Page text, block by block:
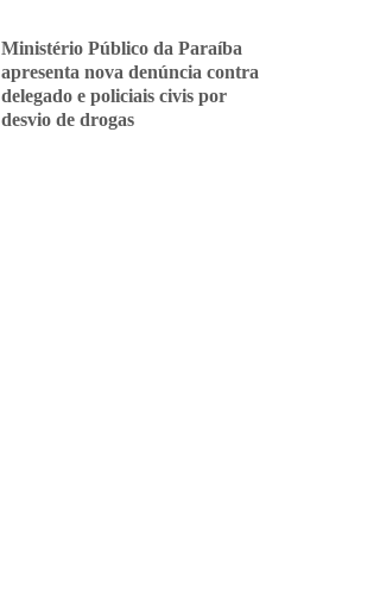
Ministério Público da Paraíba
apresenta nova denúncia contra
delegado e policiais civis por
desvio de drogas